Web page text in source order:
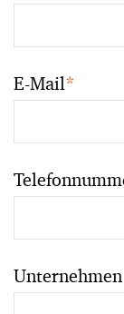
E-Mail*
Unternehmen